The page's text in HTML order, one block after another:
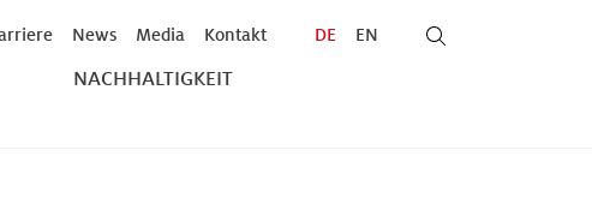
News Media Kontakt DE EN
NACHHALTIGKEIT